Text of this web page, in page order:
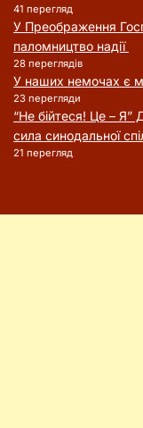
41 перегляд
У Преображення
паломництво надії
28 переглядів
У наших немочах є
23 перегляди
“Не бійтеся! Це – Я”
сила синодальної
21 перегляд